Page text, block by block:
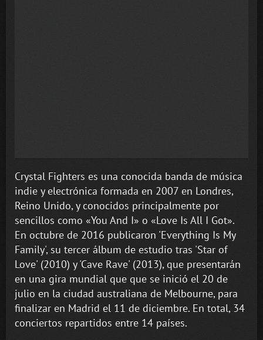
Crystal Fighters es una conocida banda de música
indie y electrónica formada en 2007 en Londres,
Reino Unido, y conocidos principalmente por
sencillos como «You And I» o «Love Is All I Got».
En octubre de 2016 publicaron 'Everything Is My
Family', su tercer álbum de estudio tras 'Star of
Love' (2010) y 'Cave Rave' (2013), que presentarán
en una gira mundial que que se inició el 20 de
julio en la ciudad australiana de Melbourne, para
finalizar en Madrid el 11 de diciembre. En total, 34
conciertos repartidos entre 14 países.